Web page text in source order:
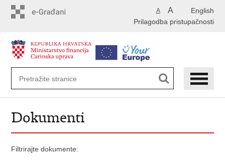
English
A A
Prilagodba pristupačnosti
Dokumenti
Filtrirajte dokumente: